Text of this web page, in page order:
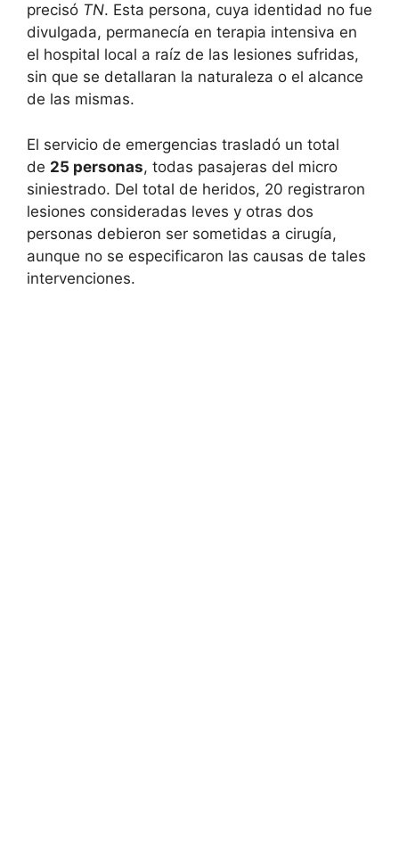
precisó TN. Esta persona, cuya identidad no fue
divulgada, permanecía en terapia intensiva en
el hospital local a raíz de las lesiones sufridas,
sin que se detallaran la naturaleza o el alcance
de las mismas.
El servicio de emergencias trasladó un total
de 25 personas, todas pasajeras del micro
siniestrado. Del total de heridos, 20 registraron
lesiones consideradas leves y otras dos
personas debieron ser sometidas a cirugía,
aunque no se especificaron las causas de tales
intervenciones.